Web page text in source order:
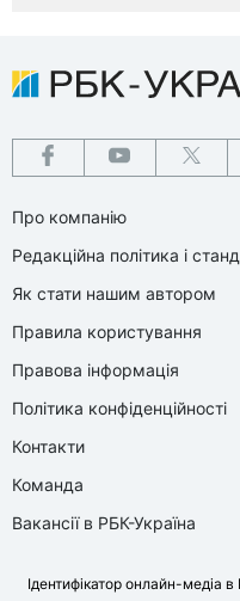
Про компанію
Редакційна політика і
Як стати нашим автором
Правила користування
Правова інформація
Політика конфіденційності
Контакти
Команда
Вакансії в РБК-Україна
Ідентифікатор онлайн-медіа